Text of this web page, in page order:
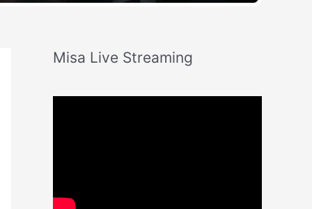
Misa Live Streaming